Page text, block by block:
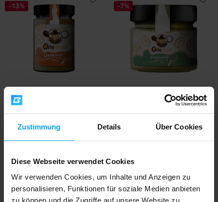
Zustimmung Details Über Cookies
Diese Webseite verwendet Cookies
Wir verwenden Cookies, um Inhalte und Anzeigen zu
personalisieren, Funktionen für soziale Medien anbieten
zu können und die Zugriffe auf unsere Website zu
-13%
Prom-In
Orieshock Hazelnut 350 g
AUF LAGER
-7%
Orieshock Pistachio 200 g
13,79 14,90€
-10%